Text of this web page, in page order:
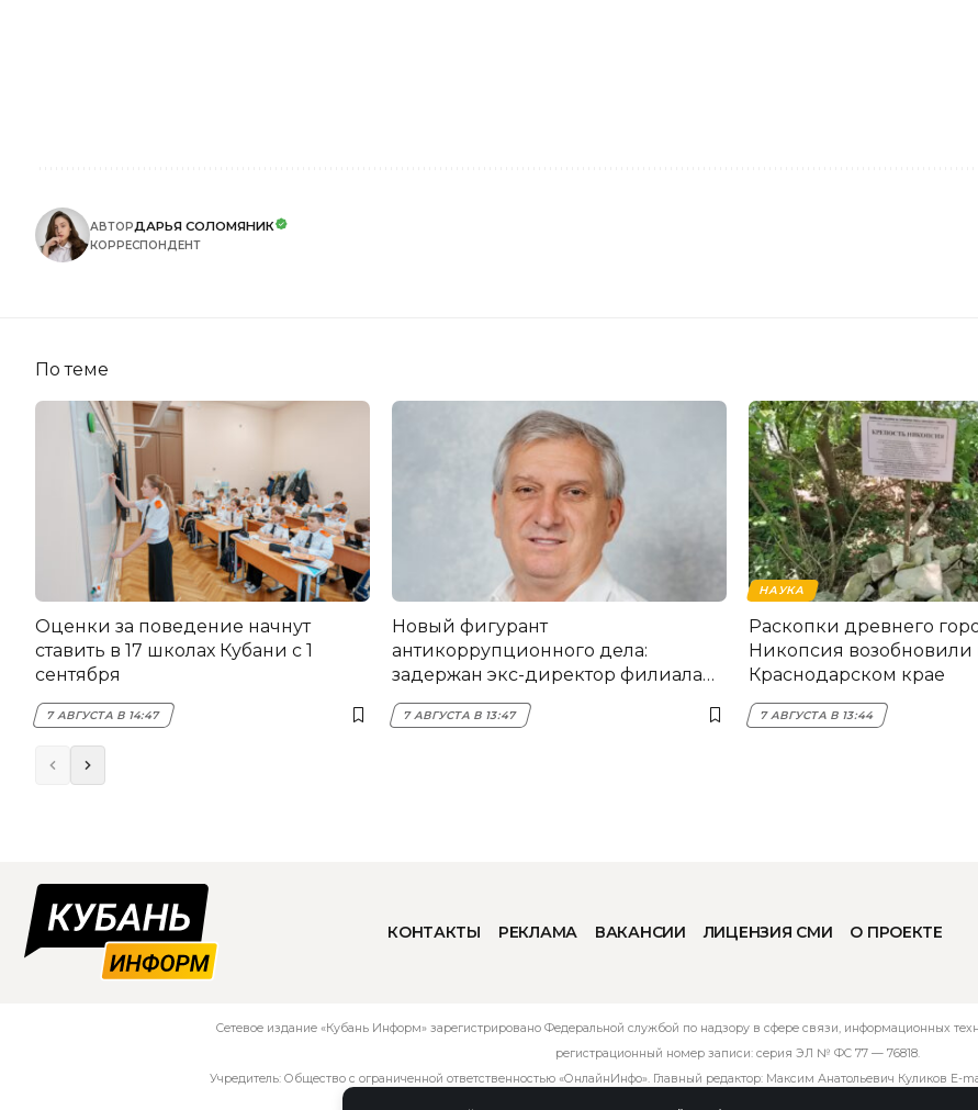
АВТОРДАРЬЯ СОЛОМЯНИК
КОРРЕСПОНДЕНТ
По теме
Оценки за поведение начнут
ставить в 17 школах Кубани с 1
сентября
7 АВГУСТА В 14:47
Новый фигурант
антикоррупционного дела:
задержан экс-директор филиала
НЭСК Крымска
7 АВГУСТА В 13:47
НАУКА
Раскопки древнего
Никопсия возобновили
Краснодарском крае
7 АВГУСТА В 13:44
КОНТАКТЫ РЕКЛАМА ВАКАНСИИ ЛИЦЕНЗИЯ СМИ О ПРОЕКТЕ
Сетевое издание «Кубань Информ» зарегистрировано Федеральной службой по надзору в сфере связи, информационных
регистрационный номер записи: серия ЭЛ № ФС 77 — 76818.
Учредитель: Общество с ограниченной ответственностью «ОнлайнИнфо». Главный редактор: Максим Анатольевич Куликов E-